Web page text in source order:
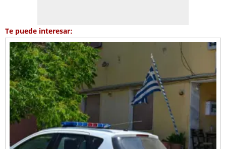
Te puede interesar: